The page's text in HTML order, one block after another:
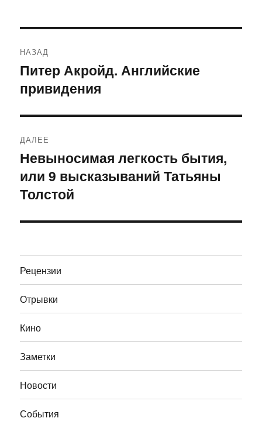
по
записям
НАЗАД
Предыдущая
запись:
Питер Акройд. Английские
привидения
ДАЛЕЕ
Следующая
запись:
Невыносимая легкость бытия,
или 9 высказываний Татьяны
Толстой
Рецензии
Отрывки
Кино
Заметки
Новости
События